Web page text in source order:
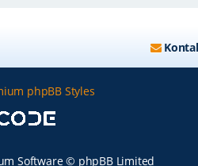
phpBB Styles
Software © phpBB Limited